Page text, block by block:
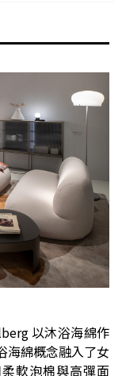
以沐浴海綿作
海綿概念融入了女
軟泡棉與高彈面